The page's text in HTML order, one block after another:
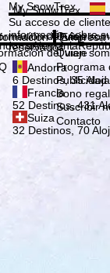
My SnowTrex
My SnowTrex
Su acceso de
información sobre
reservados.
Alemania
Andorra
6 Destinos, 35
Francia
52 Destinos, 431
Suiza
32 Destinos, 70
del viaje
del viaje
Empresa
Quien
Quien
Programa
Bono
Suscribir
Contacto